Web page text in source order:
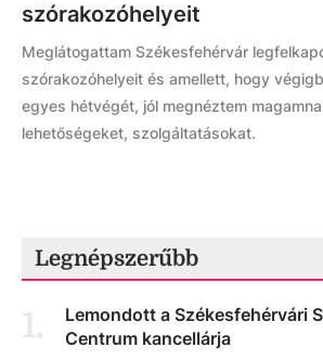
szórakozóhelyeit
Meglátogattam Székesfehérvár
szórakozóhelyeit és amellett, hogy
egyes hétvégét, jól megnéztem
lehetőségeket, szolgáltatásokat.
Legnépszerűbb
1.
Lemondott a Székesfehérvári
Centrum kancellárja